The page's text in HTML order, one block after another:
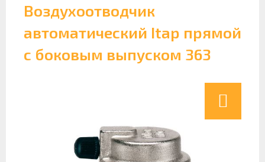
Воздухоотводчик
автоматический Itap прямой
с боковым выпуском 363